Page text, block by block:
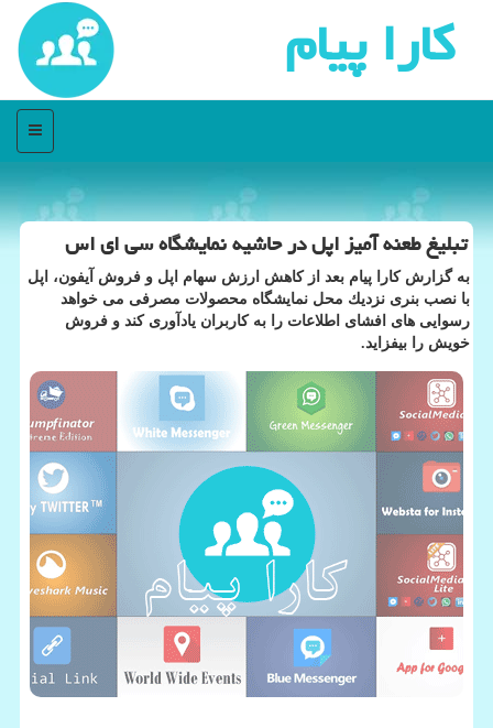
كارا پیام
منو
تبلیغ طعنه آمیز اپل در حاشیه نمایشگاه سی ای اس
به گزارش كارا پیام بعد از كاهش ارزش سهام اپل و فروش آیفون، اپل
با نصب بنری نزدیك محل نمایشگاه محصولات مصرفی می خواهد
رسوایی های افشای اطلاعات را به كاربران یادآوری كند و فروش
خویش را بیفزاید.